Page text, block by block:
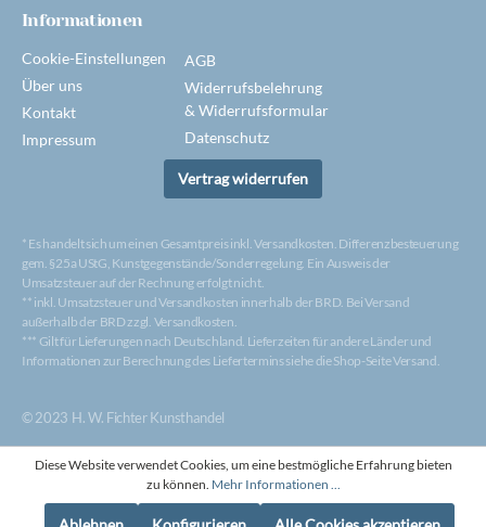
Informationen
Cookie-Einstellungen
Über uns
Kontakt
Impressum
AGB
Widerrufsbelehrung
& Widerrufsformular
Datenschutz
Vertrag widerrufen
© 2023 H. W. Fichter Kunsthandel
* Es handelt sich um einen Gesamtpreis inkl. Versandkosten. Differenzbesteuerung
gem. §25a UStG, Kunstgegenstände/Sonderregelung. Ein Ausweis der
Umsatzsteuer auf der Rechnung erfolgt nicht.
** inkl. Umsatzsteuer und Versandkosten innerhalb der BRD. Bei Versand
außerhalb der BRD zzgl. Versandkosten.
*** Gilt für Lieferungen nach Deutschland. Lieferzeiten für andere Länder und
Informationen zur Berechnung des Liefertermins siehe die Shop-Seite Versand.
Diese Website verwendet Cookies, um eine bestmögliche Erfahrung bieten
zu können. Mehr Informationen ...